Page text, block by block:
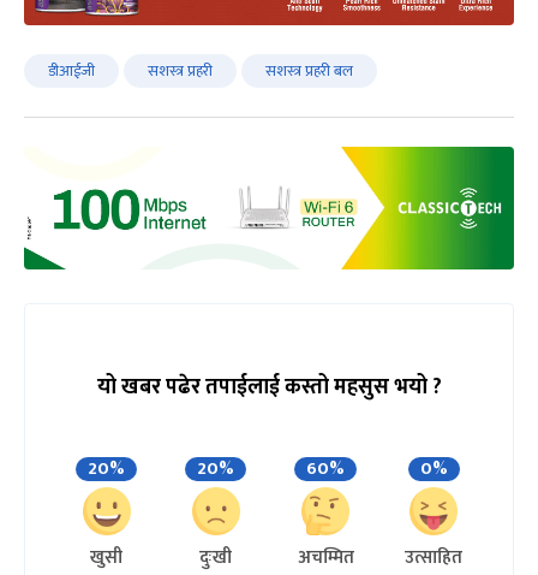
डीआईजी सशस्त्र प्रहरी सशस्त्र प्रहरी बल
यो खबर पढेर तपाईलाई कस्तो महसुस भयो ?
20%
खुसी
20%
दुःखी
60%
अचम्मित
0%
उत्साहित